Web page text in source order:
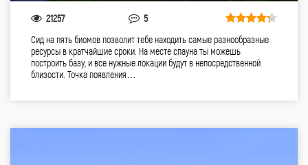
21257 5
Сид на пять биомов позволит тебе находить самые разнообразные
ресурсы в кратчайшие сроки. На месте спауна ты можешь
построить базу, и все нужные локации будут в непосредственной
близости. Точка появления…